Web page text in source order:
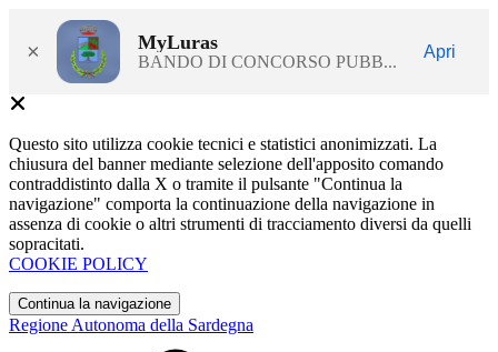
× MyLuras
BANDO DI CONCORSO PUBB...
Apri
Questo sito utilizza cookie tecnici e statistici anonimizzati. La
chiusura del banner mediante selezione dell'apposito comando
contraddistinto dalla X o tramite il pulsante "Continua la
navigazione" comporta la continuazione della navigazione in
assenza di cookie o altri strumenti di tracciamento diversi da quelli
sopracitati.
COOKIE POLICY
Continua la navigazione
Regione Autonoma della Sardegna